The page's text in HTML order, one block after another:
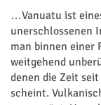
…Vanuatu ist
unerschlossenen
man binnen einer
weitgehend
denen die Zeit
scheint.